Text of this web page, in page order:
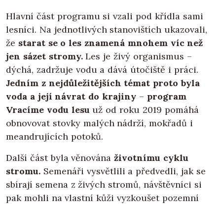
Hlavní část programu si vzali pod křídla sami
lesníci. Na jednotlivých stanovištích ukazovali,
že starat se o les znamená mnohem víc než
jen sázet stromy.Les je živý organismus –
dýchá, zadržuje vodu a dává útočiště i práci.
Jedním z nejdůležitějších témat proto byla
voda a její návrat do krajiny – program
Vracíme vodu lesu už od roku 2019 pomáhá
obnovovat stovky malých nádrží, mokřadů i
meandrujících potoků.
Další část byla věnována životnímu cyklu
stromu. Semenáři vysvětlili a předvedli, jak se
sbírají semena z živých stromů, návštěvníci si
pak mohli na vlastní kůži vyzkoušet pozemní